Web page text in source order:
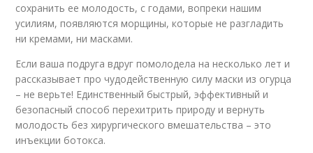
сохранить ее молодость, с годами, вопреки нашим
усилиям, появляются морщины, которые не разгладить
ни кремами, ни масками.
Если ваша подруга вдруг помолодела на несколько лет и
рассказывает про чудодейственную силу маски из огурца
– не верьте! Единственный быстрый, эффективный и
безопасный способ перехитрить природу и вернуть
молодость без хирургического вмешательства – это
инъекции ботокса.